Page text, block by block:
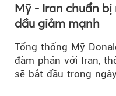
Mỹ - Iran chuẩn
dầu giảm mạnh
Tổng thống Mỹ
đàm phán với Iran,
sẽ bắt đầu trong